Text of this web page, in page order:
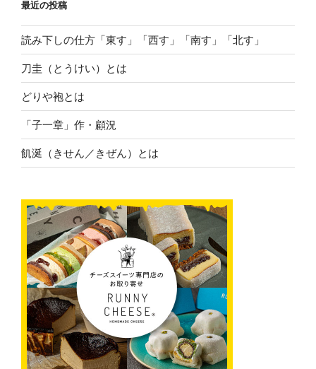
最近の投稿
読み下しの仕方「東す」「西す」「南す」「北す」
刀圭（とうけい）とは
どりや袍とは
「子一章」作・顧況
飢涎（きせん／きぜん）とは